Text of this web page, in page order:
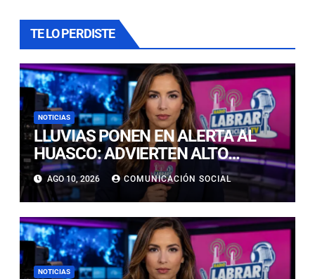
TE LO PERDISTE
NOTICIAS
LLUVIAS PONEN EN ALERTA AL
HUASCO: ADVIERTEN ALTO
RIESGO DE ALUVIONES Y
DERRUMBES
AGO 10, 2026 COMUNICACIÓN SOCIAL
NOTICIAS